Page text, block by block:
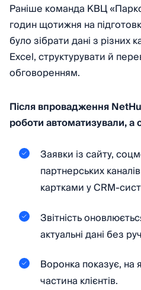
Раніше команда КВЦ
годин щотижня на
було зібрати дані з різних
Excel, структурувати й
обговоренням.
Після впровадження
роботи автоматизували, а
Заявки із сайту,
партнерських
картками у CRM-
Звітність
актуальні дані без
Воронка показує, на
частина клієнтів.